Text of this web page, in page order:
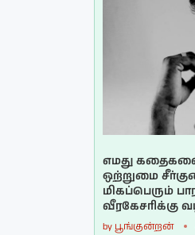
எமது
ஒற்றுமை
மிகப்பெரும்
வீரகேசரிக்கு
by பூங்குன்றன்